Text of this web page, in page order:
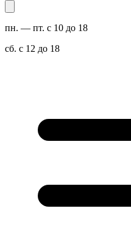
пн. — пт. с 10 до 18
сб. с 12 до 18